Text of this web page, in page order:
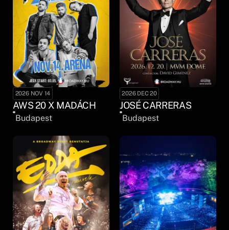
2026 NOV 14
AWS 20 X MADÁCH
Budapest
2026 DEC 20
JOSÉ CARRERAS
Budapest